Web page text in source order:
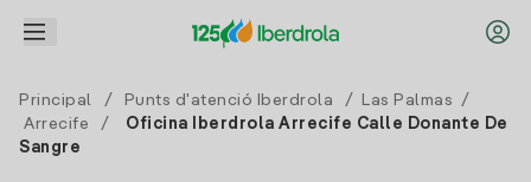
Principal / Punts d'atenció Iberdrola / Las Palmas
/
Arrecife
/
Oficina Iberdrola Arrecife Calle Donante De
Sangre